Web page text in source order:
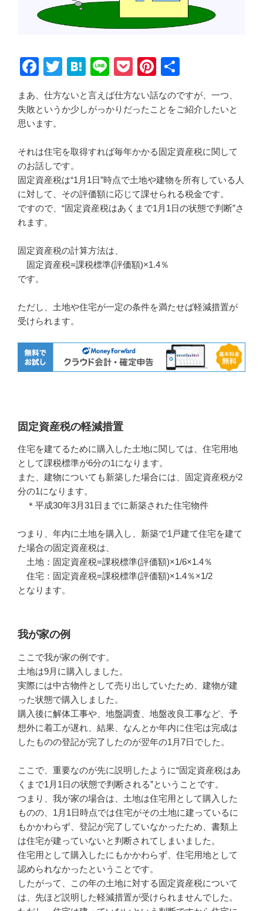
F
a
c
e
b
o
o
k
T
tt
H
at
e
a
Li
n
e
P
ck
Pi
nt
er
st
まあ、仕方ないと言えば仕方ない話なのですが、一つ、
失敗というか少しがっかりだったことをご紹介したいと
思います。
それは住宅を取得すれば毎年かかる固定資産税に関して
のお話しです。
固定資産税は“1月1日”時点で土地や建物を所有している人
に対して、その評価額に応じて課せられる税金です。
ですので、“固定資産税はあくまで1月1日の状態で判断”さ
れます。
固定資産税の計算方法は、
固定資産税=課税標準(評価額)×1.4％
です。
ただし、土地や住宅が一定の条件を満たせば軽減措置が
受けられます。
固定資産税の軽減措置
住宅を建てるために購入した土地に関しては、住宅用地
として課税標準が6分の1になります。
また、建物についても新築した場合には、固定資産税が2
分の1になります。
＊平成30年3月31日までに新築された住宅物件
つまり、年内に土地を購入し、新築で1戸建て住宅を建て
た場合の固定資産税は、
土地：固定資産税=課税標準(評価額)×1/6×1.4％
住宅：固定資産税=課税標準(評価額)×1.4％×1/2
となります。
我が家の例
ここで我が家の例です。
土地は9月に購入しました。
実際には中古物件として売り出していたため、建物が建
った状態で購入しました。
購入後に解体工事や、地盤調査、地盤改良工事など、予
想外に着工が遅れ、結果、なんとか年内に住宅は完成は
したものの登記が完了したのが翌年の1月7日でした。
ここで、重要なのが先に説明したように“固定資産税はあ
くまで1月1日の状態で判断される”ということです。
つまり、我が家の場合は、土地は住宅用として購入した
ものの、1月1日時点では住宅がその土地に建っているに
もかかわらず、登記が完了していなかったため、書類上
は住宅が建っていないと判断されてしまいました。
住宅用として購入したにもかかわらず、住宅用地として
認められなかったということです。
したがって、この年の土地に対する固定資産税について
は、先ほど説明した軽減措置が受けられませんでした。